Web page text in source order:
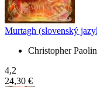
Murtagh (slovenský
Christopher
4,2
24,30 €